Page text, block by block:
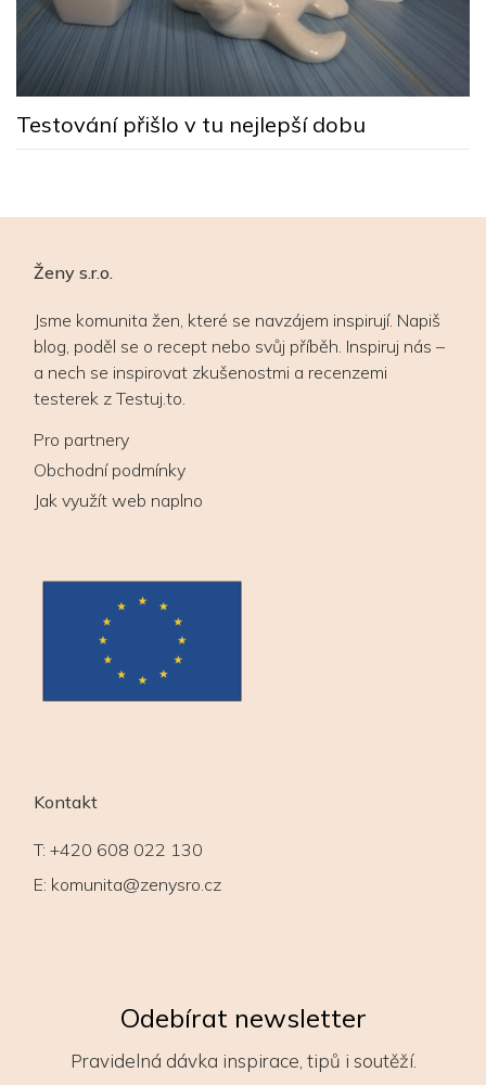
Testování přišlo v tu nejlepší dobu
Ženy s.r.o.
Jsme komunita žen, které se navzájem inspirují. Napiš
blog, poděl se o recept nebo svůj příběh. Inspiruj nás –
a nech se inspirovat zkušenostmi a recenzemi
testerek z Testuj.to.
Pro partnery
Obchodní podmínky
Jak využít web naplno
Kontakt
T: +420 608 022 130
E: komunita@zenysro.cz
Odebírat newsletter
Pravidelná dávka inspirace, tipů i soutěží.